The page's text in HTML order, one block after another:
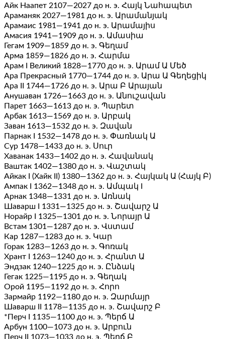
Айк Наапет 2107—2027 до н. э. Հայկ Նահապետ
Араманяк 2027—1981 до н. э. Արամանյակ
Арамаис 1981—1941 до н. э. Արամայիս
Амасия 1941—1909 до н. э. Ամասիա
Гегам 1909—1859 до н. э. Գեղամ
Арма 1859—1826 до н. э. Հարմա
Арам I Великий 1828—1770 до н. э. Արամ Ա Մեծ
Ара Прекрасный 1770—1744 до н. э. Արա Ա Գեղեցիկ
Ара ІІ 1744—1726 до н. э. Արա Բ Արայան
Анушаван 1726—1663 до н. э. Անուշավան
Парет 1663—1613 до н. э. Պարետ
Арбак 1613—1569 до н. э. Արբակ
Заван 1613—1532 до н. э. Զավան
Парнак І 1532—1478 до н. э. Փառնակ Ա
Сур 1478—1433 до н. э. Սուր
Хаванак 1433—1402 до н. э. Հավանակ
Ваштак 1402—1380 до н. э. Վաշտակ
Айкак I (Хайк II) 1380—1362 до н. э. Հայկակ Ա (Հայկ Բ)
Ампак I 1362—1348 до н. э. Ամպակ I
Арнак 1348—1331 до н. э. Առնակ
Шаварш I 1331—1325 до н. э. Շավարշ Ա
Норайр I 1325—1301 до н. э. Նորայր Ա
Встам 1301—1287 до н. э. Վստամ
Кар 1287—1283 до н. э. Կար
Горак 1283—1263 до н. э. Գոռակ
Хрант I 1263—1240 до н. э. Հրանտ Ա
Эндзак 1240—1225 до н. э. Ընձակ
Гегак 1225—1195 до н. э. Գեղակ
Орой 1195—1192 до н. э. Հորո
Зармайр 1192—1180 до н. э. Զարմայր
Шаварш II 1178—1135 до н. э. Շավարշ Բ
*Перч I 1135—1100 до н. э. Պերճ Ա
Арбун 1100—1073 до н. э. Արբուն
Перч II 1073—1033 до н. э. Պերճ Բ